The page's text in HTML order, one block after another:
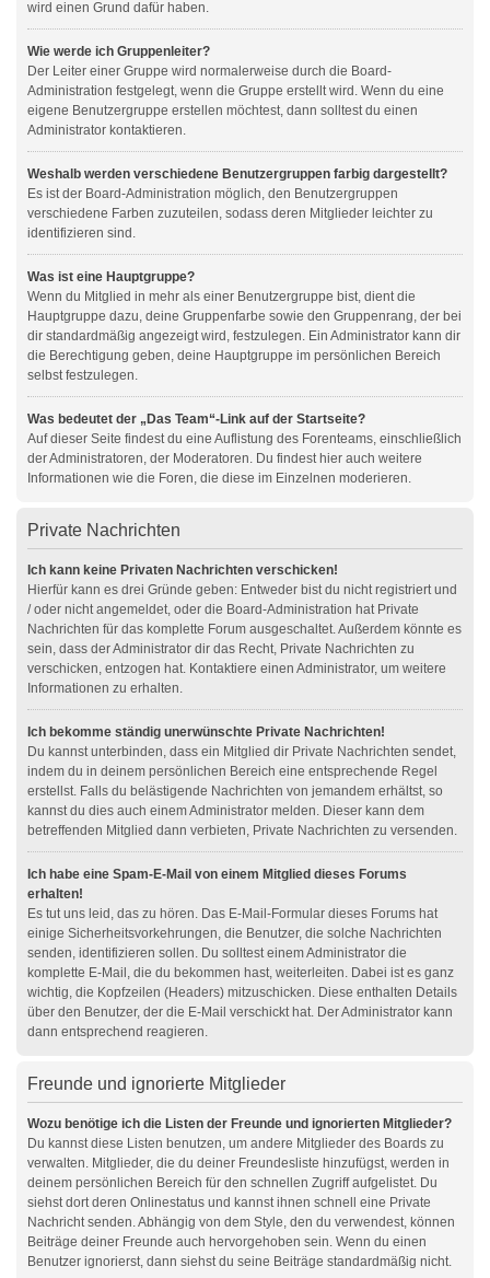
wird einen Grund dafür haben.
Wie werde ich Gruppenleiter?
Der Leiter einer Gruppe wird normalerweise durch die Board-
Administration festgelegt, wenn die Gruppe erstellt wird. Wenn du eine
eigene Benutzergruppe erstellen möchtest, dann solltest du einen
Administrator kontaktieren.
Weshalb werden verschiedene Benutzergruppen farbig dargestellt?
Es ist der Board-Administration möglich, den Benutzergruppen
verschiedene Farben zuzuteilen, sodass deren Mitglieder leichter zu
identifizieren sind.
Was ist eine Hauptgruppe?
Wenn du Mitglied in mehr als einer Benutzergruppe bist, dient die
Hauptgruppe dazu, deine Gruppenfarbe sowie den Gruppenrang, der bei
dir standardmäßig angezeigt wird, festzulegen. Ein Administrator kann dir
die Berechtigung geben, deine Hauptgruppe im persönlichen Bereich
selbst festzulegen.
Was bedeutet der „Das Team“-Link auf der Startseite?
Auf dieser Seite findest du eine Auflistung des Forenteams, einschließlich
der Administratoren, der Moderatoren. Du findest hier auch weitere
Informationen wie die Foren, die diese im Einzelnen moderieren.
Private Nachrichten
Ich kann keine Privaten Nachrichten verschicken!
Hierfür kann es drei Gründe geben: Entweder bist du nicht registriert und
/ oder nicht angemeldet, oder die Board-Administration hat Private
Nachrichten für das komplette Forum ausgeschaltet. Außerdem könnte es
sein, dass der Administrator dir das Recht, Private Nachrichten zu
verschicken, entzogen hat. Kontaktiere einen Administrator, um weitere
Informationen zu erhalten.
Ich bekomme ständig unerwünschte Private Nachrichten!
Du kannst unterbinden, dass ein Mitglied dir Private Nachrichten sendet,
indem du in deinem persönlichen Bereich eine entsprechende Regel
erstellst. Falls du belästigende Nachrichten von jemandem erhältst, so
kannst du dies auch einem Administrator melden. Dieser kann dem
betreffenden Mitglied dann verbieten, Private Nachrichten zu versenden.
Ich habe eine Spam-E-Mail von einem Mitglied dieses Forums
erhalten!
Es tut uns leid, das zu hören. Das E-Mail-Formular dieses Forums hat
einige Sicherheitsvorkehrungen, die Benutzer, die solche Nachrichten
senden, identifizieren sollen. Du solltest einem Administrator die
komplette E-Mail, die du bekommen hast, weiterleiten. Dabei ist es ganz
wichtig, die Kopfzeilen (Headers) mitzuschicken. Diese enthalten Details
über den Benutzer, der die E-Mail verschickt hat. Der Administrator kann
dann entsprechend reagieren.
Freunde und ignorierte Mitglieder
Wozu benötige ich die Listen der Freunde und ignorierten Mitglieder?
Du kannst diese Listen benutzen, um andere Mitglieder des Boards zu
verwalten. Mitglieder, die du deiner Freundesliste hinzufügst, werden in
deinem persönlichen Bereich für den schnellen Zugriff aufgelistet. Du
siehst dort deren Onlinestatus und kannst ihnen schnell eine Private
Nachricht senden. Abhängig von dem Style, den du verwendest, können
Beiträge deiner Freunde auch hervorgehoben sein. Wenn du einen
Benutzer ignorierst, dann siehst du seine Beiträge standardmäßig nicht.